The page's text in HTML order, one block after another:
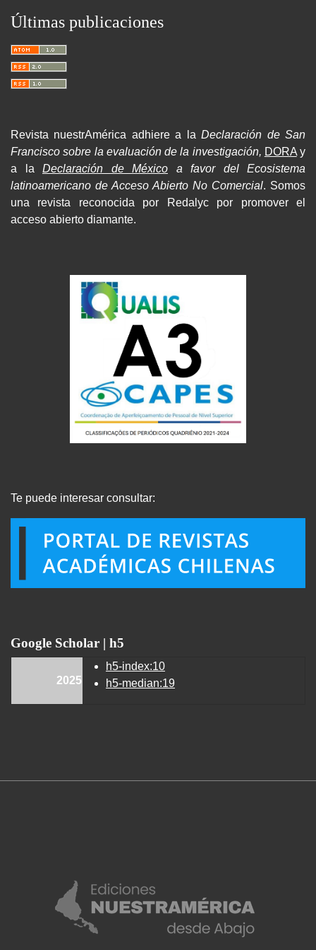
Últimas publicaciones
Revista nuestrAmérica adhiere a laDeclaración de San
Francisco sobre la evaluación de la investigación, DORAy
a la Declaración de México a favor del Ecosistema
latinoamericano de Acceso Abierto No Comercial. Somos
una revista reconocida por Redalyc por promover el
acceso abierto diamante.
Te puede interesar consultar:
Google Scholar | h5
2025
h5-index:10
h5-median:19